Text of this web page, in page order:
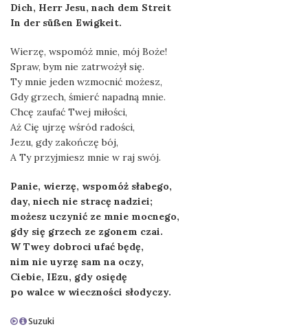
Dich, Herr Jesu, nach dem Streit
In der süßen Ewigkeit.
Wierzę, wspomóż mnie, mój Boże!
Spraw, bym nie zatrwożył się.
Ty mnie jeden wzmocnić możesz,
Gdy grzech, śmierć napadną mnie.
Chcę zaufać Twej miłości,
Aż Cię ujrzę wśród radości,
Jezu, gdy zakończę bój,
A Ty przyjmiesz mnie w raj swój.
Panie, wierzę, wspomóż słabego,
day, niech nie stracę nadziei;
możesz uczynić ze mnie mocnego,
gdy się grzech ze zgonem czai.
W Twey dobroci ufać będę,
nim nie uyrzę sam na oczy,
Ciebie, IEzu, gdy osiędę
po walce w wieczności słodyczy.
Suzuki